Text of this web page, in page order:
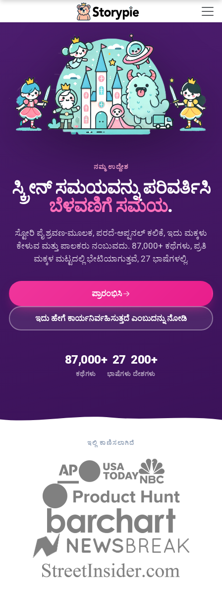
Storypie - Home
ನಮ್ಮ ಉದ್ದೇಶ
ಸ್ಕ್ರೀನ್ ಸಮಯವನ್ನು ಪರಿವರ್ತಿಸಿ
ಬೆಳವಣಿಗೆ ಸಮಯ.
ಸ್ಟೋರಿ ಪೈ ಶ್ರವಣ-ಮೂಲಕ, ಪರದೆ-ಆಪ್ಷನಲ್ ಕಲಿಕೆ, ಇದು ಮಕ್ಕಳು
ಕೇಳುವ ಮತ್ತು ಪಾಲಕರು ನಂಬುವದು. 87,000+ ಕಥೆಗಳು, ಪ್ರತಿ
ಮಕ್ಕಳ ಮಟ್ಟದಲ್ಲಿ ಭೇಟಿಯಾಗುತ್ತವೆ, 27 ಭಾಷೆಗಳಲ್ಲಿ.
ಪ್ರಾರಂಭಿಸಿ
ಇದು ಹೇಗೆ ಕಾರ್ಯನಿರ್ವಹಿಸುತ್ತದೆ ಎಂಬುದನ್ನು ನೋಡಿ
87,000+
ಕಥೆಗಳು
27
ಭಾಷೆಗಳು
200+
ದೇಶಗಳು
ಇಲ್ಲಿ ಕಾಣಿಸಲಾಗಿದೆ